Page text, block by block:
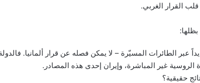
القرار الغربي.
عبر الطائرات المسيّرة – لا يمكن فصله عن قرار ألمانيا.
غير المباشرة، وإيران إحدى هذه المصادر.
حقيقية؟